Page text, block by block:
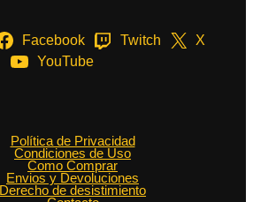
Facebook Twitch
X
YouTube
Política de Privacidad
Condiciones de Uso
Como Comprar
Envios y Devoluciones
Derecho de desistimiento